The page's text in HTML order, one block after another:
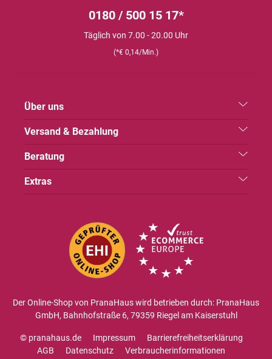
0180 / 500 15 17*
Täglich von 7.00 - 20.00 Uhr
(*€ 0,14/Min.)
Über uns
Versand & Bezahlung
Beratung
Extras
Der Online-Shop von PranaHaus wird betrieben durch: PranaHaus
GmbH, Bahnhofstraße 6, 79359 Riegel am Kaiserstuhl
© pranahaus.de Impressum
Barrierefreiheitserklärung
AGB
Datenschutz
Verbraucherinformationen